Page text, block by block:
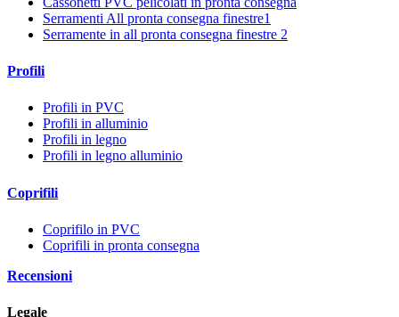
Serramenti All pronta consegna finestre1
Serramente in all pronta consegna finestre 2
Profili
Profili in PVC
Profili in alluminio
Profili in legno
Profili in legno alluminio
Coprifili
Coprifilo in PVC
Coprifili in pronta consegna
Recensioni
Legale